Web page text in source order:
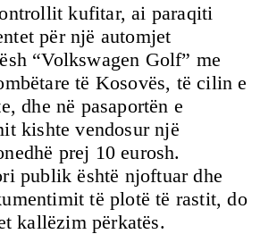
kufitar, ai paraqiti
për një automjet
“Volkswagen Golf” me
të Kosovës, të cilin e
dhe në pasaportën e
kishte vendosur një
prej 10 eurosh.
publik është njoftuar dhe
të plotë të rastit, do
kallëzim përkatës.